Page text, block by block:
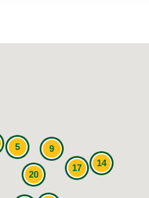
17
20
14
9
5